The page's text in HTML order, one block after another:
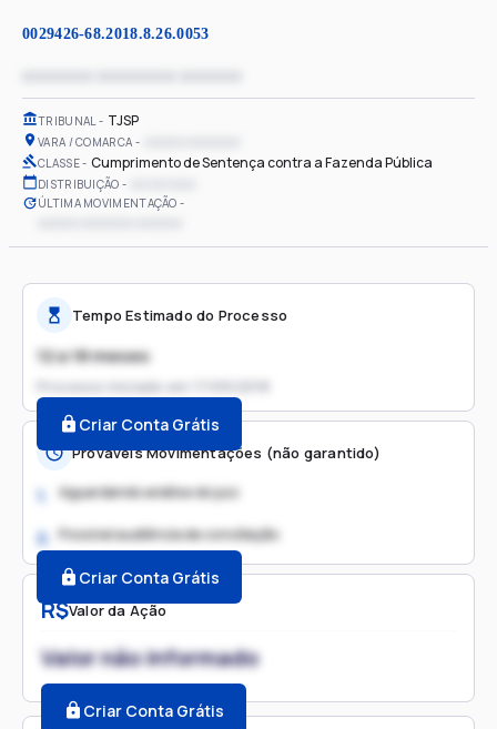
0029426-68.2018.8.26.0053
TRIBUNAL TJSP
VARA / COMARCA
CLASSE Cumprimento de Sentença contra a Fazenda Pública
DISTRIBUIÇÃO
ÚLTIMA MOVIMENTAÇÃO
R$Valor da Ação
Valor não informado
Criar Conta Grátis
Tempo Estimado do Processo
12 a 18 meses
Processo iniciado em
Criar Conta Grátis
Prováveis Movimentações (não garantido)
1. Aguardando análise do juiz
2. Possível audiência de conciliação
Criar Conta Grátis